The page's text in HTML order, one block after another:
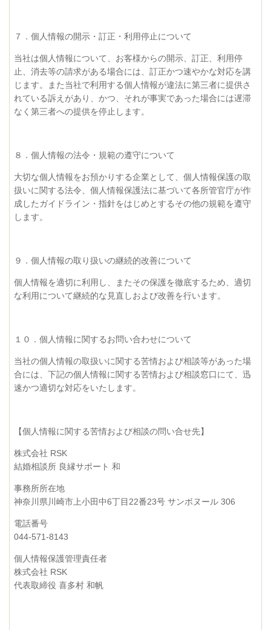
７．個人情報の開示・訂正・利用停止について
当社は個人情報について、お客様からの開示、訂正、利用停
止、消去等の請求がある場合には、訂正かつ速やかな対応を講
じます。また当社で利用する個人情報が違法に第三者に提供さ
れている訴えがあり、かつ、それが事実であった場合には遅滞
なく第三者への提供を停止します。
８．個人情報の法令・規範の遵守について
大切な個人情報をお預かりする企業として、個人情報保護の取
扱いに関する法令、個人情報保護法に基づいて各所管官庁が作
成したガイドライン・指針をはじめとするその他の規範を遵守
します。
９．個人情報の取り扱いの継続的改善について
個人情報を適切に利用し、またその保護を徹底するため、適切
な利用について継続的な見直しおよび改善を行います。
１０．個人情報に関するお問い合わせについて
当社の個人情報の取扱いに関する苦情および相談等があった場
合には、下記の個人情報に関する苦情および相談窓口にて、迅
速かつ適切な対応をいたします。
【個人情報に関する苦情および相談の問い合せ先】
株式会社 RSK
結婚相談所 良縁サポート 和
事務所所在地
神奈川県川崎市上小田中6丁目22番23号 サンボヌール 306
電話番号
044-571-8143
個人情報保護管理責任者
株式会社 RSK
代表取締役 喜多村 和帆